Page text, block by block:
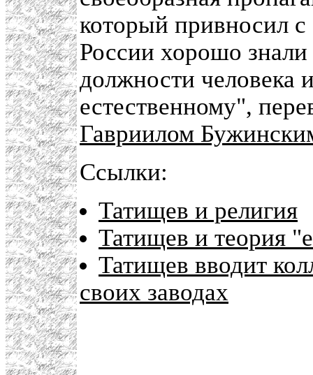
который привносил
России хорошо
должности человека
естественному",
Гавриилом
Ссылки:
Татищев и религия
Татищев и теория
Татищев вводит
своих заводах